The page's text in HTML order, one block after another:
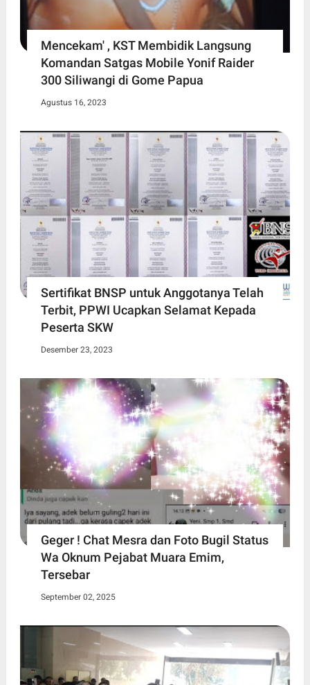
Mencekam' , KST Membidik Langsung
Komandan Satgas Mobile Yonif Raider
300 Siliwangi di Gome Papua
Agustus 16, 2023
Sertifikat BNSP untuk Anggotanya Telah
Terbit, PPWI Ucapkan Selamat Kepada
Peserta SKW
Desember 23, 2023
Geger ! Chat Mesra dan Foto Bugil Status
Wa Oknum Pejabat Muara Emim,
Tersebar
September 02, 2025